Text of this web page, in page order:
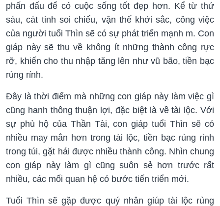
phấn đấu để có cuộc sống tốt đẹp hơn. Kể từ thứ
sáu, cát tinh soi chiếu, vận thế khởi sắc, công việc
của người tuổi Thìn sẽ có sự phát triển mạnh m. Con
giáp này sẽ thu về không ít những thành công rực
rỡ, khiến cho thu nhập tăng lên như vũ bão, tiền bạc
rủng rỉnh.
Đây là thời điểm mà những con giáp này làm việc gì
cũng hanh thông thuận lợi, đặc biệt là về tài lộc. Với
sự phù hộ của Thần Tài, con giáp tuổi Thìn sẽ có
nhiều may mắn hơn trong tài lộc, tiền bạc rủng rỉnh
trong túi, gặt hái được nhiều thành công. Nhìn chung
con giáp này làm gì cũng suôn sẻ hơn trước rất
nhiều, các mối quan hệ có bước tiến triển mới.
Tuổi Thìn sẽ gặp được quý nhân giúp tài lộc rủng